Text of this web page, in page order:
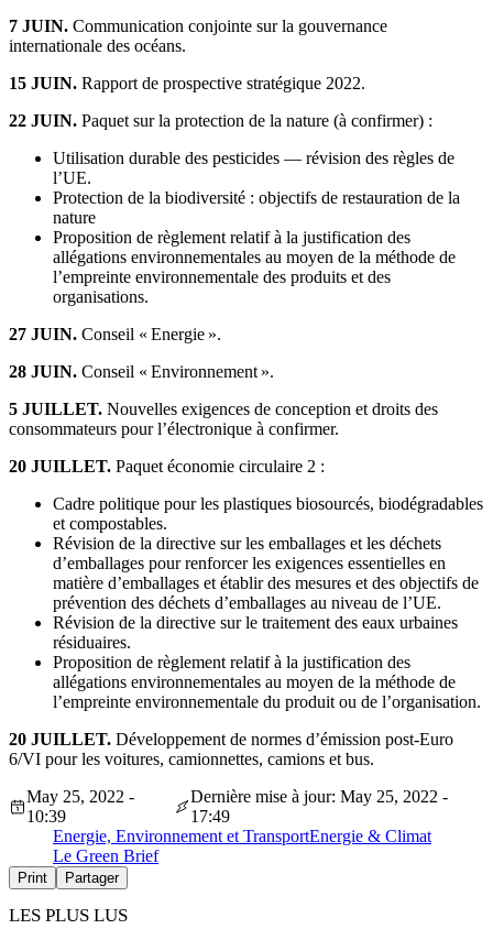
7 JUIN. Communication conjointe sur la gouvernance
internationale des océans.
15 JUIN. Rapport de prospective stratégique 2022.
22 JUIN. Paquet sur la protection de la nature (à confirmer) :
Utilisation durable des pesticides — révision des règles de
l’UE.
Protection de la biodiversité : objectifs de restauration de la
nature
Proposition de règlement relatif à la justification des
allégations environnementales au moyen de la méthode de
l’empreinte environnementale des produits et des
organisations.
27 JUIN. Conseil « Energie ».
28 JUIN. Conseil « Environnement ».
5 JUILLET. Nouvelles exigences de conception et droits des
consommateurs pour l’électronique à confirmer.
20 JUILLET. Paquet économie circulaire 2 :
Cadre politique pour les plastiques biosourcés, biodégradables
et compostables.
Révision de la directive sur les emballages et les déchets
d’emballages pour renforcer les exigences essentielles en
matière d’emballages et établir des mesures et des objectifs de
prévention des déchets d’emballages au niveau de l’UE.
Révision de la directive sur le traitement des eaux urbaines
résiduaires.
Proposition de règlement relatif à la justification des
allégations environnementales au moyen de la méthode de
l’empreinte environnementale du produit ou de l’organisation.
20 JUILLET. Développement de normes d’émission post-Euro
6/VI pour les voitures, camionnettes, camions et bus.
May 25, 2022 -
10:39
Dernière mise à jour: May 25, 2022 -
17:49
Energie, Environnement et TransportEnergie & Climat
Le Green Brief
Print Partager
LES PLUS LUS